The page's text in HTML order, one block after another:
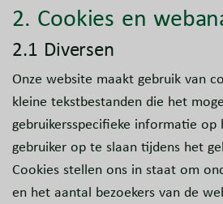
2. Cookies en
2.1 Diversen
Onze website maakt gebruik van
kleine tekstbestanden die het
gebruikersspecifieke informatie
gebruiker op te slaan tijdens het
Cookies stellen ons in staat om
en het aantal bezoekers van de